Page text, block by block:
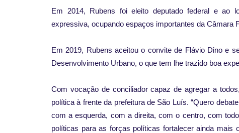
Em 2014, Rubens foi eleito deputado federal e ao
expressiva, ocupando espaços importantes da Câmara
Em 2019, Rubens aceitou o convite de Flávio Dino e
Desenvolvimento Urbano, o que tem lhe trazido boa
Com vocação de conciliador capaz de agregar a
política à frente da prefeitura de São Luís. “Quero
com a esquerda, com a direita, com o centro, com
políticas para as forças políticas fortalecer ainda mais